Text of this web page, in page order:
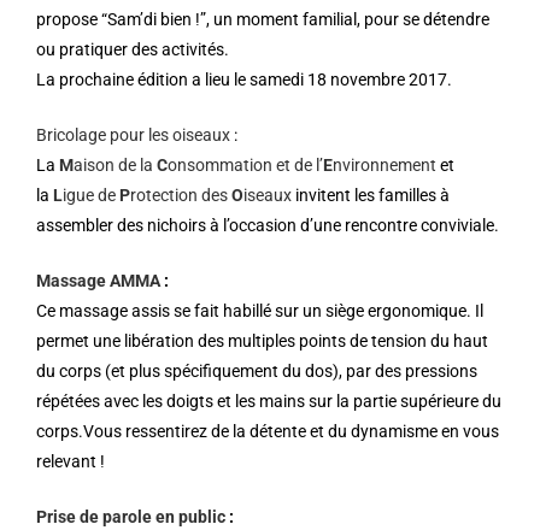
propose “Sam’di bien !”, un moment familial, pour se détendre
ou pratiquer des activités.
La prochaine édition a lieu le samedi 18 novembre 2017.
Bricolage pour les oiseaux :
La Maison de la Consommation et de l’Environnement et
la Ligue de Protection desOiseaux invitent les familles à
assembler des nichoirs à l’occasion d’une rencontre conviviale.
Massage AMMA :
Ce massage assis se fait habillé sur un siège ergonomique. Il
permet une libération des multiples points de tension du haut
du corps (et plus spécifiquement du dos), par des pressions
répétées avec les doigts et les mains sur la partie supérieure du
corps.Vous ressentirez de la détente et du dynamisme en vous
relevant !
Prise de parole en public :